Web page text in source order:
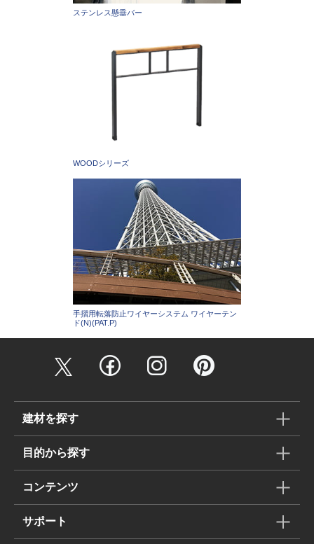
ステンレス懸垂バー
WOODシリーズ
手摺用転落防止ワイヤーシステム ワイヤーテン
ド(N)(PAT.P)
建材を探す
目的から探す
コンテンツ
サポート